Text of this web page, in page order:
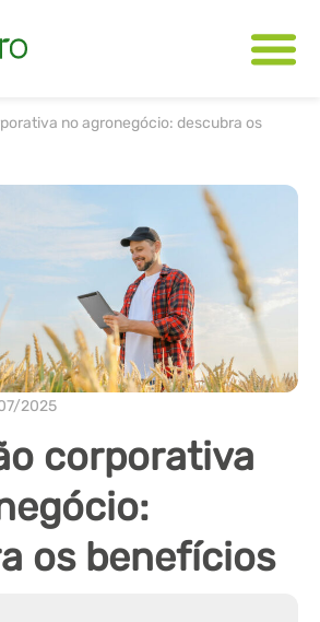
no agronegócio: descubra os
2025
corporativa
os benefícios